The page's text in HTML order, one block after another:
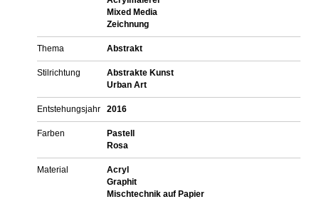
Mixed Media
Zeichnung
Thema Abstrakt
Stilrichtung
Abstrakte Kunst
Urban Art
Entstehungsjahr 2016
Farben
Pastell
Rosa
Material
Acryl
Graphit
Mischtechnik auf Papier